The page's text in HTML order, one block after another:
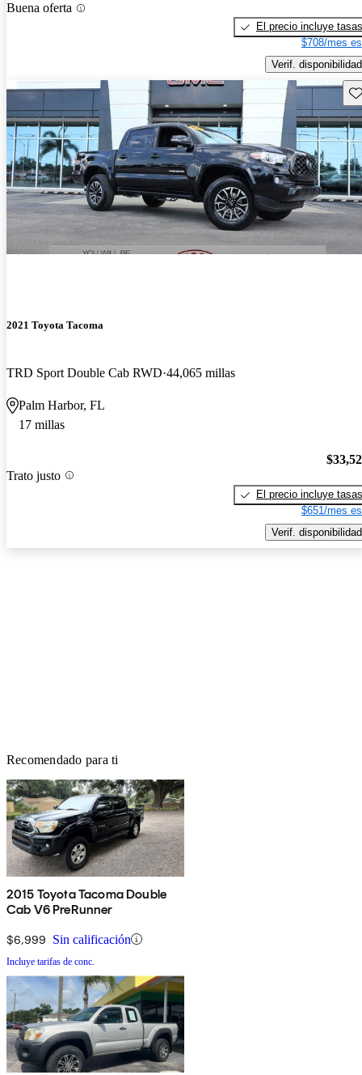
Buena oferta
El precio incluye tasas
$708/mes
Verif. disponibilidad
2021 Toyota Tacoma
TRD Sport Double Cab RWD 44,065 millas
Palm Harbor, FL
17 millas
Trato justo
El precio incluye tasas
$651/mes
Verif. disponibilidad
Recomendado para ti
2015 Toyota Tacoma Double
Cab V6 PreRunner
$6,999 Sin calificación
Incluye tarifas de conc.